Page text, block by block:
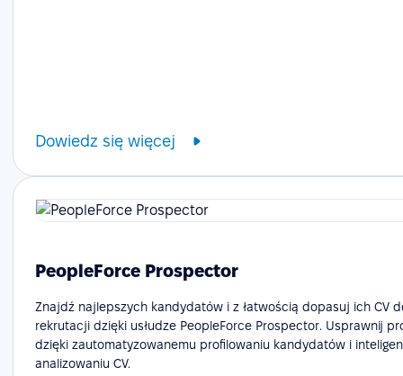
Dowiedz się więcej
PeopleForce Prospector
Znajdź najlepszych kandydatów i z łatwością dopasuj ich CV
rekrutacji dzięki usłudze PeopleForce Prospector. Usprawnij
dzięki zautomatyzowanemu profilowaniu kandydatów i
analizowaniu CV.